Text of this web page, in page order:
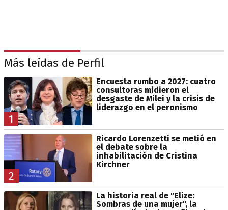
Más leídas de Perfil
1
Encuesta rumbo a 2027: cuatro
consultoras midieron el
desgaste de Milei y la crisis de
liderazgo en el peronismo
2
Ricardo Lorenzetti se metió en
el debate sobre la
inhabilitación de Cristina
Kirchner
La historia real de "Elize:
Sombras de una mujer", la